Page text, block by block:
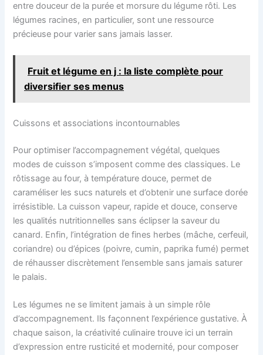
entre douceur de la purée et morsure du légume rôti. Les
légumes racines, en particulier, sont une ressource
précieuse pour varier sans jamais lasser.
Fruit et légume en j : la liste complète pour
diversifier ses menus
Cuissons et associations incontournables
Pour optimiser l’accompagnement végétal, quelques
modes de cuisson s’imposent comme des classiques. Le
rôtissage au four, à température douce, permet de
caraméliser les sucs naturels et d’obtenir une surface dorée
irrésistible. La cuisson vapeur, rapide et douce, conserve
les qualités nutritionnelles sans éclipser la saveur du
canard. Enfin, l’intégration de fines herbes (mâche, cerfeuil,
coriandre) ou d’épices (poivre, cumin, paprika fumé) permet
de réhausser discrètement l’ensemble sans jamais saturer
le palais.
Les légumes ne se limitent jamais à un simple rôle
d’accompagnement. Ils façonnent l’expérience gustative. À
chaque saison, la créativité culinaire trouve ici un terrain
d’expression entre rusticité et modernité, pour composer